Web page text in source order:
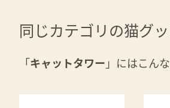
同じカテゴリの猫グ
「キャットタワー 」にはこん